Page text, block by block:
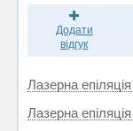
Додати
відгук
Лазерна епіляція
Лазерна епіляція